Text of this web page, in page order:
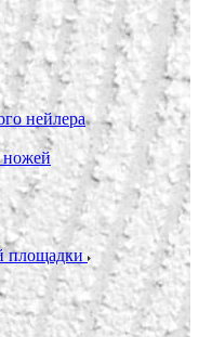
нейлера
ножей
площадки